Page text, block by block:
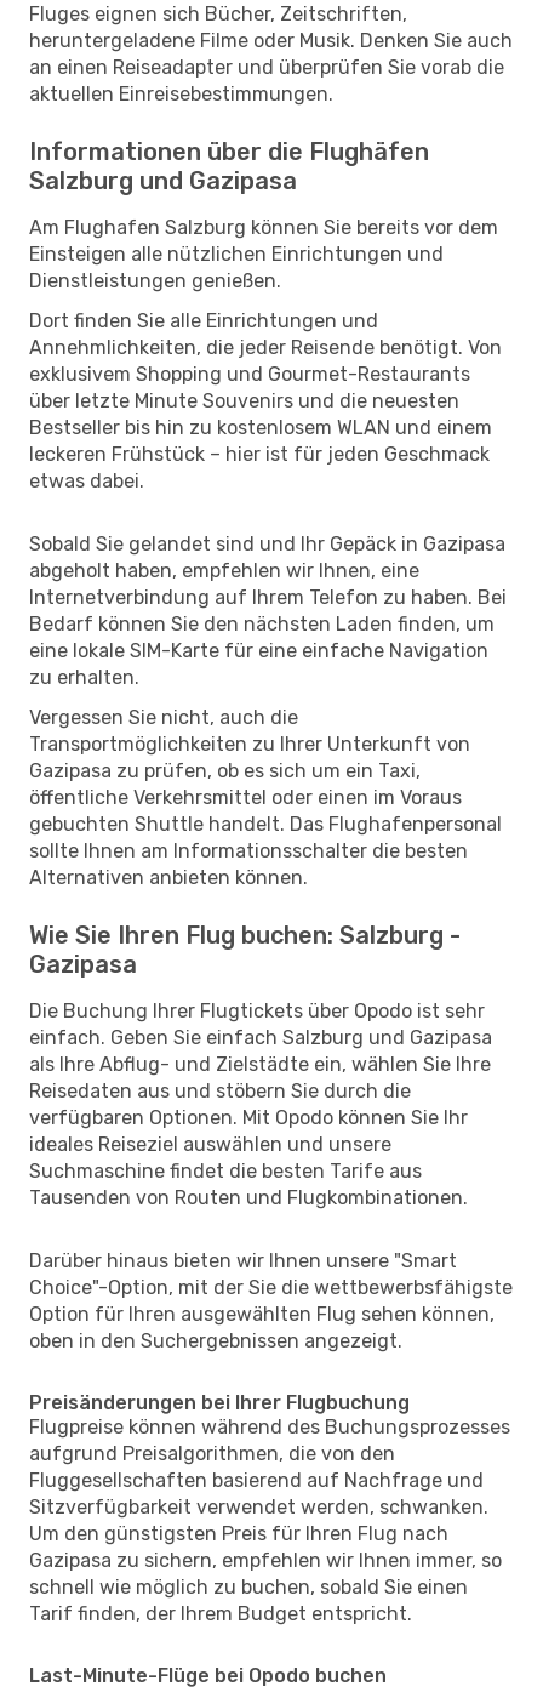
Fluges eignen sich Bücher, Zeitschriften,
heruntergeladene Filme oder Musik. Denken Sie auch
an einen Reiseadapter und überprüfen Sie vorab die
aktuellen Einreisebestimmungen.
Informationen über die Flughäfen
Salzburg und Gazipasa
Am Flughafen Salzburg können Sie bereits vor dem
Einsteigen alle nützlichen Einrichtungen und
Dienstleistungen genießen.
Dort finden Sie alle Einrichtungen und
Annehmlichkeiten, die jeder Reisende benötigt. Von
exklusivem Shopping und Gourmet-Restaurants
über letzte Minute Souvenirs und die neuesten
Bestseller bis hin zu kostenlosem WLAN und einem
leckeren Frühstück – hier ist für jeden Geschmack
etwas dabei.
Sobald Sie gelandet sind und Ihr Gepäck in Gazipasa
abgeholt haben, empfehlen wir Ihnen, eine
Internetverbindung auf Ihrem Telefon zu haben. Bei
Bedarf können Sie den nächsten Laden finden, um
eine lokale SIM-Karte für eine einfache Navigation
zu erhalten.
Vergessen Sie nicht, auch die
Transportmöglichkeiten zu Ihrer Unterkunft von
Gazipasa zu prüfen, ob es sich um ein Taxi,
öffentliche Verkehrsmittel oder einen im Voraus
gebuchten Shuttle handelt. Das Flughafenpersonal
sollte Ihnen am Informationsschalter die besten
Alternativen anbieten können.
Wie Sie Ihren Flug buchen: Salzburg -
Gazipasa
Die Buchung Ihrer Flugtickets über Opodo ist sehr
einfach. Geben Sie einfach Salzburg und Gazipasa
als Ihre Abflug- und Zielstädte ein, wählen Sie Ihre
Reisedaten aus und stöbern Sie durch die
verfügbaren Optionen. Mit Opodo können Sie Ihr
ideales Reiseziel auswählen und unsere
Suchmaschine findet die besten Tarife aus
Tausenden von Routen und Flugkombinationen.
Darüber hinaus bieten wir Ihnen unsere "Smart
Choice"-Option, mit der Sie die wettbewerbsfähigste
Option für Ihren ausgewählten Flug sehen können,
oben in den Suchergebnissen angezeigt.
Preisänderungen bei Ihrer Flugbuchung
Flugpreise können während des Buchungsprozesses
aufgrund Preisalgorithmen, die von den
Fluggesellschaften basierend auf Nachfrage und
Sitzverfügbarkeit verwendet werden, schwanken.
Um den günstigsten Preis für Ihren Flug nach
Gazipasa zu sichern, empfehlen wir Ihnen immer, so
schnell wie möglich zu buchen, sobald Sie einen
Tarif finden, der Ihrem Budget entspricht.
Last-Minute-Flüge bei Opodo buchen